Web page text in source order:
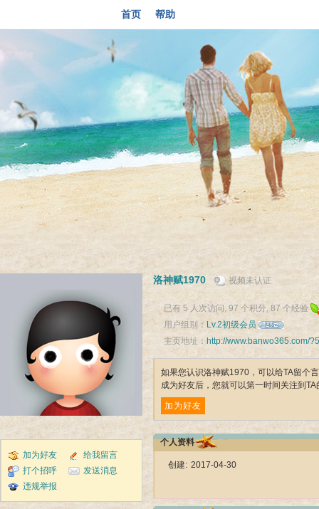
首页 帮助
加为好友
给我留言
打个招呼
发送消息
违规举报
洛神赋1970 视频未认证
已有 5 人次访问, 97 个积分, 87 个经验
用户组别： Lv.2初级会员
主页地址： http://www.banwo365.com/
如果您认识洛神赋1970，可以给TA留个
成为好友后，您就可以第一时间关注到
加为好友
个人资料
创建: 2017-04-30